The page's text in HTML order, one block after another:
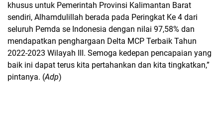
khusus untuk Pemerintah Provinsi Kalimantan Barat
sendiri, Alhamdulillah berada pada Peringkat Ke 4 dari
seluruh Pemda se Indonesia dengan nilai 97,58% dan
mendapatkan penghargaan Delta MCP Terbaik Tahun
2022-2023 Wilayah III. Semoga kedepan pencapaian yang
baik ini dapat terus kita pertahankan dan kita tingkatkan,”
pintanya. (Adp)